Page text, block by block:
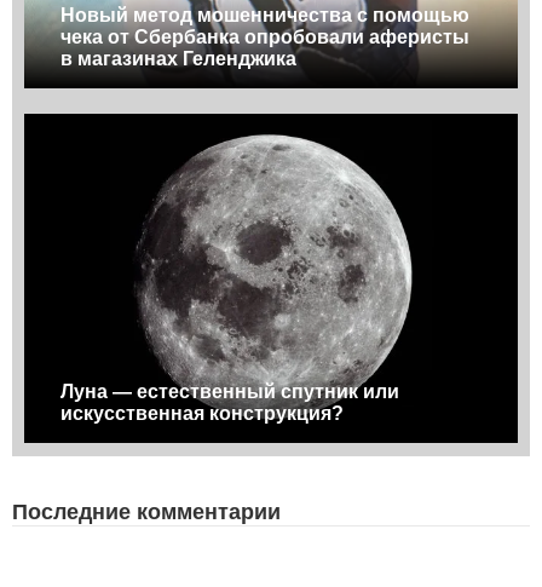
Новый метод мошенничества с помощью
чека от Сбербанка опробовали аферисты
в магазинах Геленджика
Луна — естественный спутник или
искусственная конструкция?
Последние комментарии